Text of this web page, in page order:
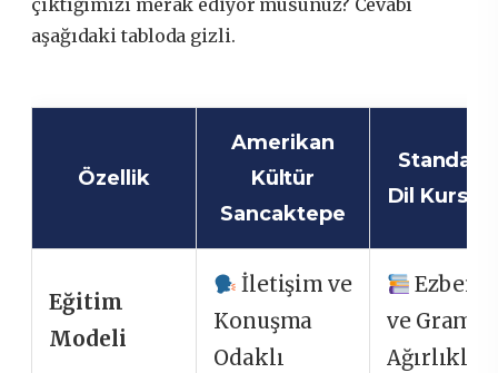
çıktığımızı merak ediyor musunuz? Cevabı
aşağıdaki tabloda gizli.
Özellik
Amerikan
Kültür
Sancaktepe
Standart
Dil
Eğitim
Modeli
İletişim ve
Konuşma
Odaklı
Ezber
ve Gramer
Ağırlıklı